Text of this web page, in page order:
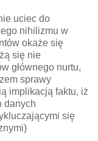
uciec do
nihilizmu w
okaże się
się nie
głównego nurtu,
sprawy
implikacją faktu, iż
danych
się